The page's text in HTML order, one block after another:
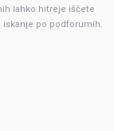
lahko hitreje iščete
iskanje po podforumih.